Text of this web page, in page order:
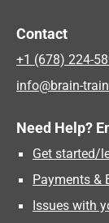
Contact
+1 (678) 224-
info@brain-
Need Help?
Get started/
Payments &
Issues with